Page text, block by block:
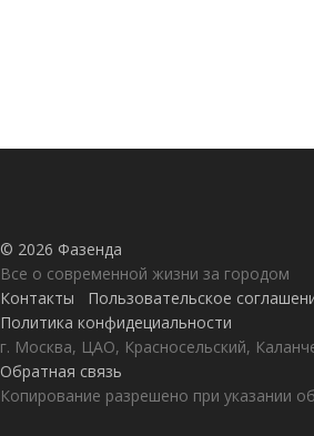
© 2026 Фазенда
Все о современной жизни за городом
Контакты
Пользовательское
Политика конфидециальности
г. Москва, ЦАО, Красносельский,
Обратная связь
Копирование разрешено при указании